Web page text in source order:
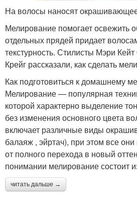
На волосы наносят
Мелирование помогает освежить
отдельных прядей придает
текстурность. Стилисты Мэри
Крейг рассказали, как сделать
Как подготовиться к домашнему
Мелирование — популярная
которой характерно выделение
без изменения основного цвета
включает различные виды
балаяж , эйртач), при этом все
от полного перехода в новый
понимании мелирование состоит
читать дальше →